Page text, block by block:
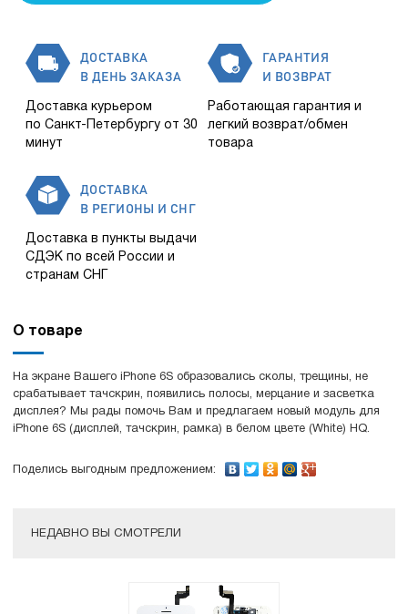
ДОСТАВКА
В ДЕНЬ ЗАКАЗА
Доставка курьером
по Санкт-Петербургу от 30
минут
ГАРАНТИЯ
И ВОЗВРАТ
Работающая гарантия и
легкий возврат/обмен
товара
ДОСТАВКА
В РЕГИОНЫ И СНГ
Доставка в пункты выдачи
СДЭК по всей России и
странам СНГ
О товаре
На экране Вашего iPhone 6S образовались сколы, трещины, не
срабатывает тачскрин, появились полосы, мерцание и засветка
дисплея? Мы рады помочь Вам и предлагаем новый модуль для
iPhone 6S (дисплей, тачскрин, рамка) в белом цвете (White) HQ.
Поделись выгодным предложением:
НЕДАВНО ВЫ СМОТРЕЛИ